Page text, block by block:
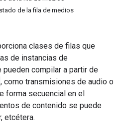
de la fila de medios
clases de filas que
de instancias de
pueden compilar a partir de
, como transmisiones de audio o
forma secuencial en el
de contenido se puede
etcétera.